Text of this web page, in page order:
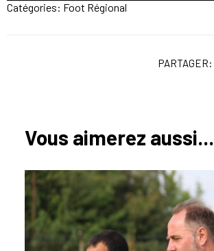
Catégories: Foot Régional
PARTAGER:
Vous aimerez aussi...